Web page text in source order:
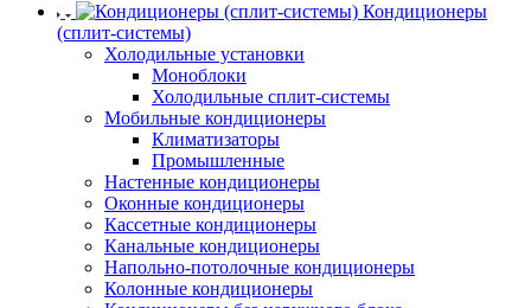
Кондиционеры
(сплит-системы)
Холодильные установки
Моноблоки
Холодильные сплит-системы
Мобильные кондиционеры
Климатизаторы
Промышленные
Настенные кондиционеры
Оконные кондиционеры
Кассетные кондиционеры
Канальные кондиционеры
Напольно-потолочные кондиционеры
Колонные кондиционеры